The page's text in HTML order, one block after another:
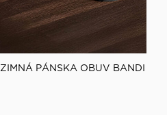
ZIMNÁ PÁNSKA OBUV BANDI